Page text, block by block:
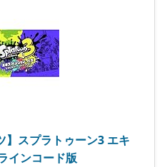
】スプラトゥーン3 エキ
インコード版